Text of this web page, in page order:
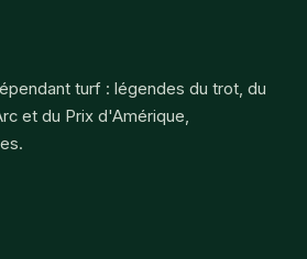
turf : légendes du trot, du
et du Prix d'Amérique,